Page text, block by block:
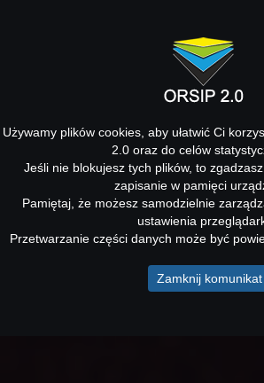
Używamy plików cookies, aby ułatwić Ci
2.0 oraz do celów
Jeśli nie blokujesz tych plików, to
zapisanie w pamięci
Pamiętaj, że możesz samodzielnie
ustawienia
Przetwarzanie części danych może być
Zamknij komunikat